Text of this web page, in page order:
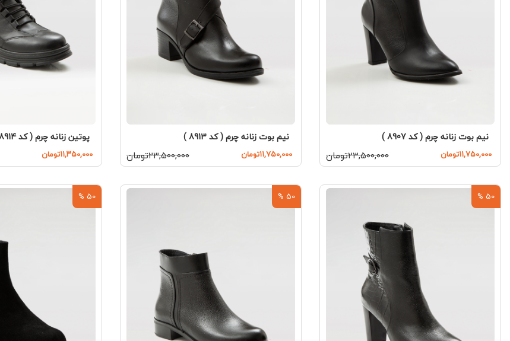
نیم بوت زنانه چرم ( کد 8907 )
۱۱,۷۵۰,۰۰۰تومان ۲۳,۵۰۰,۰۰۰تومان
نیم بوت زنانه چرم ( کد 8913 )
۱۱,۷۵۰,۰۰۰تومان ۲۳,۵۰۰,۰۰۰تومان
پوتین زنانه چرم ( کد 8914 )
۱۱,۳۵۰,۰۰۰تومان
50 %
50 %
50 %